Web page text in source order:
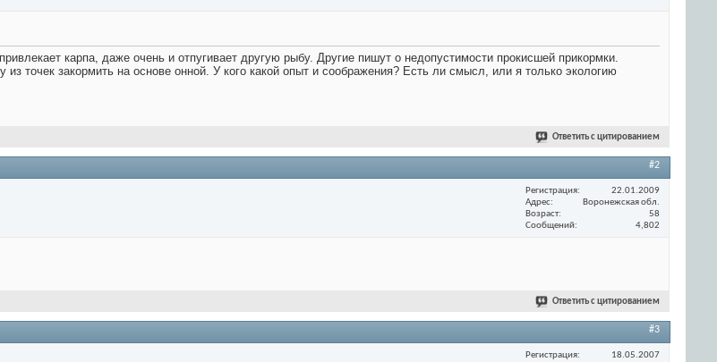
карпа, даже очень и отпугивает другую рыбу. Другие пишут о недопустимости прокисшей прикормки.
точек закормить на основе онной. У кого какой опыт и соображения? Есть ли смысл, или я только экологию
Ответить с цитированием
#2
Регистрация
22.01.2009
Адрес
Воронежская обл.
Возраст
58
Сообщений
4,802
Ответить с цитированием
#3
Регистрация
18.05.2007